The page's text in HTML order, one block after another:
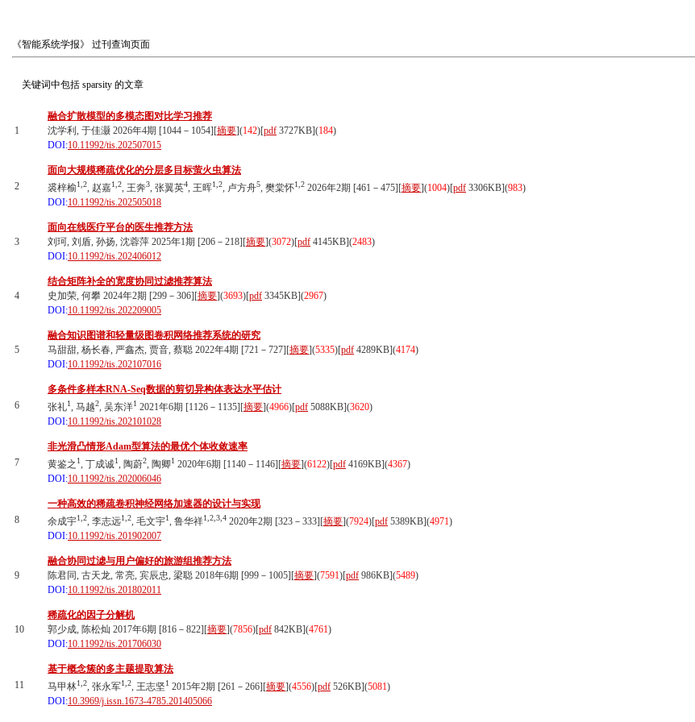
《智能系统学报》 过刊查询页面
关键词中包括 sparsity 的文章
1
融合扩散模型的多模态图对比学习推荐
沈学利, 于佳灏 2026年4期 [1044－1054][摘要](142)[pdf 3727KB](184)
DOI:10.11992/tis.202507015
2
面向大规模稀疏优化的分层多目标萤火虫算法
裘梓榆1,2, 赵嘉1,2, 王奔3, 张翼英4, 王晖1,2, 卢方舟5, 樊棠怀1,2 2026年2期 [461－475][摘要](1004)[pdf 3306KB](983)
DOI:10.11992/tis.202505018
3
面向在线医疗平台的医生推荐方法
刘珂, 刘盾, 孙扬, 沈蓉萍 2025年1期 [206－218][摘要](3072)[pdf 4145KB](2483)
DOI:10.11992/tis.202406012
4
结合矩阵补全的宽度协同过滤推荐算法
史加荣, 何攀 2024年2期 [299－306][摘要](3693)[pdf 3345KB](2967)
DOI:10.11992/tis.202209005
5
融合知识图谱和轻量级图卷积网络推荐系统的研究
马甜甜, 杨长春, 严鑫杰, 贾音, 蔡聪 2022年4期 [721－727][摘要](5335)[pdf 4289KB](4174)
DOI:10.11992/tis.202107016
6
多条件多样本RNA-Seq数据的剪切异构体表达水平估计
张礼1, 马越2, 吴东洋1 2021年6期 [1126－1135][摘要](4966)[pdf 5088KB](3620)
DOI:10.11992/tis.202101028
7
非光滑凸情形Adam型算法的最优个体收敛速率
黄鉴之 1, 丁成诚1, 陶蔚2, 陶卿1 2020年6期 [1140－1146][摘要](6122)[pdf 4169KB](4367)
DOI:10.11992/tis.202006046
8
一种高效的稀疏卷积神经网络加速器的设计与实现
余成宇1,2, 李志远1,2, 毛文宇1, 鲁华祥1,2,3,4 2020年2期 [323－333][摘要](7924)[pdf 5389KB](4971)
DOI:10.11992/tis.201902007
9
融合协同过滤与用户偏好的旅游组推荐方法
陈君同, 古天龙, 常亮, 宾辰忠, 梁聪 2018年6期 [999－1005][摘要](7591)[pdf 986KB](5489)
DOI:10.11992/tis.201802011
10
稀疏化的因子分解机
郭少成, 陈松灿 2017年6期 [816－822][摘要](7856)[pdf 842KB](4761)
DOI:10.11992/tis.201706030
11
基于概念簇的多主题提取算法
马甲林1,2, 张永军1,2, 王志坚1 2015年2期 [261－266][摘要](4556)[pdf 526KB](5081)
DOI:10.3969/j.issn.1673-4785.201405066